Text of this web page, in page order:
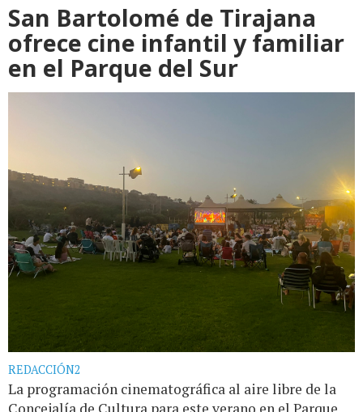
San Bartolomé de Tirajana
ofrece cine infantil y familiar
en el Parque del Sur
REDACCIÓN2
La programación cinematográfica al aire libre de la